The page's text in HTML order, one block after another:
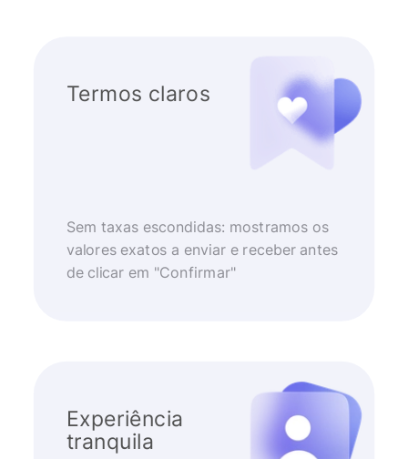
Termos claros
Sem taxas escondidas: mostramos os
valores exatos a enviar e receber antes
de clicar em "Confirmar"
Experiência
tranquila